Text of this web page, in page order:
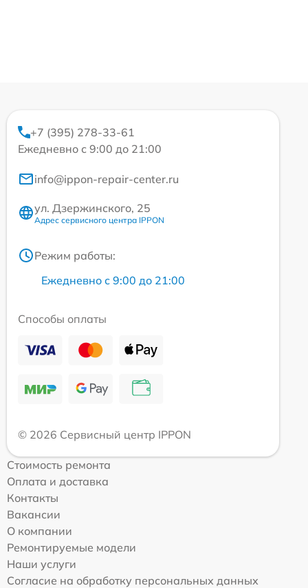
+7 (395) 278-33-61
Ежедневно с 9:00 до 21:00
info@ippon-repair-center.ru
ул. Дзержинского, 25
Адрес сервисного центра IPPON
Режим работы:
Ежедневно с 9:00 до 21:00
Способы оплаты
© 2026 Сервисный центр IPPON
Стоимость ремонта
Оплата и доставка
Контакты
Вакансии
О компании
Ремонтируемые модели
Наши услуги
Согласие на обработку персональных данных